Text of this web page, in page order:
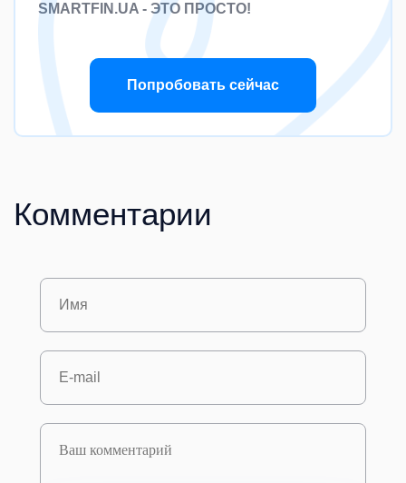
SMARTFIN.UA - ЭТО ПРОСТО!
Попробовать сейчас
Комментарии